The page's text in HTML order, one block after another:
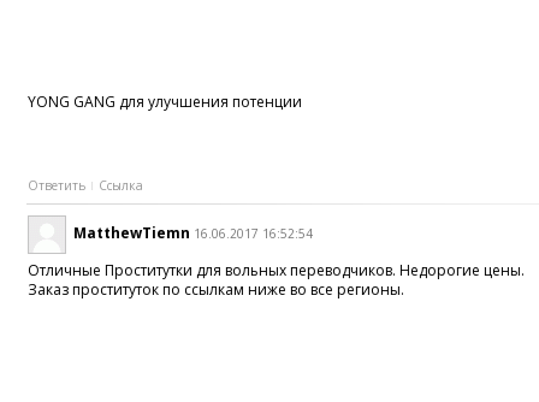
YONG GANG для улучшения потенции
Ответить Ссылка
MatthewTiemn 16.06.2017 16:52:54
Отличные Проститутки для вольных переводчиков. Недорогие цены.
Заказ проституток по ссылкам ниже во все регионы.